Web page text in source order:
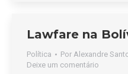
Lawfare na
Política Por Alexandre
Deixe um comentário